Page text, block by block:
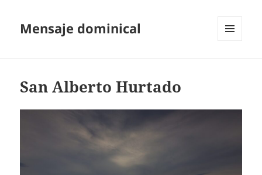
Mensaje dominical
San Alberto Hurtado